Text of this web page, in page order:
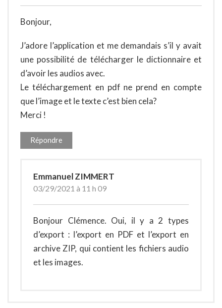
Bonjour,
J’adore l’application et me demandais s’il y avait
une possibilité de télécharger le dictionnaire et
d’avoir les audios avec.
Le téléchargement en pdf ne prend en compte
que l’image et le texte c’est bien cela?
Merci !
Répondre
Emmanuel ZIMMERT
03/29/2021 à 11 h 09
Bonjour Clémence. Oui, il y a 2 types
d’export : l’export en PDF et l’export en
archive ZIP, qui contient les fichiers audio
et les images.